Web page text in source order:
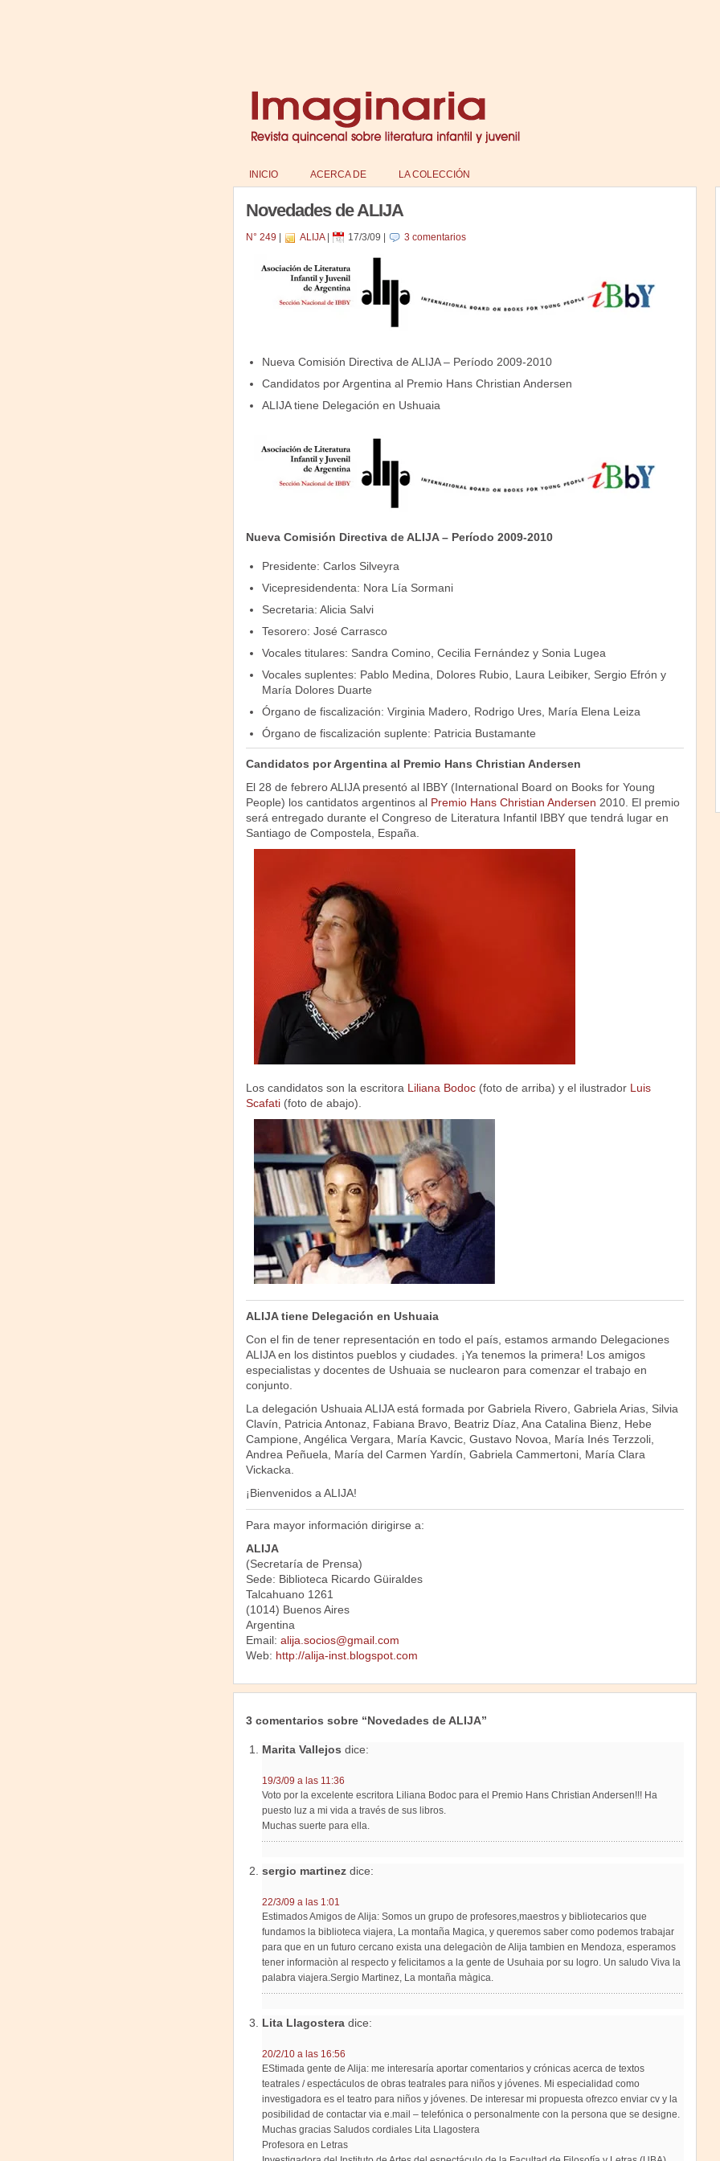
INICIO ACERCA DE LA COLECCIÓN
Novedades de ALIJA
N° 249 ALIJA| 17/3/09 3 comentarios
Nueva Comisión Directiva de ALIJA – Período 2009-2010
Candidatos por Argentina al Premio Hans Christian Andersen
ALIJA tiene Delegación en Ushuaia
Nueva Comisión Directiva de ALIJA – Período 2009-2010
Presidente: Carlos Silveyra
Vicepresidendenta: Nora Lía Sormani
Secretaria: Alicia Salvi
Tesorero: José Carrasco
Vocales titulares: Sandra Comino, Cecilia Fernández y Sonia Lugea
Vocales suplentes: Pablo Medina, Dolores Rubio, Laura Leibiker, Sergio Efrón y
María Dolores Duarte
Órgano de fiscalización: Virginia Madero, Rodrigo Ures, María Elena Leiza
Órgano de fiscalización suplente: Patricia Bustamante
Candidatos por Argentina al Premio Hans Christian Andersen
El 28 de febrero ALIJA presentó al IBBY (International Board on Books for Young
People) los cantidatos argentinos al Premio Hans Christian Andersen 2010. El premio
será entregado durante el Congreso de Literatura Infantil IBBY que tendrá lugar en
Santiago de Compostela, España.
Los candidatos son la escritora Liliana Bodoc(foto de arriba) y el ilustrador Luis
Scafati(foto de abajo).
ALIJA tiene Delegación en Ushuaia
Con el fin de tener representación en todo el país, estamos armando Delegaciones
ALIJA en los distintos pueblos y ciudades. ¡Ya tenemos la primera! Los amigos
especialistas y docentes de Ushuaia se nuclearon para comenzar el trabajo en
conjunto.
La delegación Ushuaia ALIJA está formada por Gabriela Rivero, Gabriela Arias, Silvia
Clavín, Patricia Antonaz, Fabiana Bravo, Beatriz Díaz, Ana Catalina Bienz, Hebe
Campione, Angélica Vergara, María Kavcic, Gustavo Novoa, María Inés Terzzoli,
Andrea Peñuela, María del Carmen Yardín, Gabriela Cammertoni, María Clara
Vickacka.
¡Bienvenidos a ALIJA!
Para mayor información dirigirse a:
ALIJA
(Secretaría de Prensa)
Sede: Biblioteca Ricardo Güiraldes
Talcahuano 1261
(1014) Buenos Aires
Argentina
Email: alija.socios@gmail.com
Web: http://alija-inst.blogspot.com
3 comentarios sobre “Novedades de ALIJA”
Marita Vallejos dice:
19/3/09 a las 11:36
Voto por la excelente escritora Liliana Bodoc para el Premio Hans Christian Andersen!!! Ha
puesto luz a mi vida a través de sus libros.
Muchas suerte para ella.
sergio martinezdice:
22/3/09 a las 1:01
Estimados Amigos de Alija: Somos un grupo de profesores,maestros y bibliotecarios que
fundamos la biblioteca viajera, La montaña Magica, y queremos saber como podemos trabajar
para que en un futuro cercano exista una delegaciòn de Alija tambien en Mendoza, esperamos
tener informaciòn al respecto y felicitamos a la gente de Usuhaia por su logro. Un saludo Viva la
palabra viajera.Sergio Martinez, La montaña màgica.
Lita Llagosteradice:
20/2/10 a las 16:56
EStimada gente de Alija: me interesaría aportar comentarios y crónicas acerca de textos
teatrales / espectáculos de obras teatrales para niños y jóvenes. Mi especialidad como
investigadora es el teatro para niños y jóvenes. De interesar mi propuesta ofrezco enviar cv y la
posibilidad de contactar via e.mail – telefónica o personalmente con la persona que se designe.
Muchas gracias Saludos cordiales Lita Llagostera
Profesora en Letras